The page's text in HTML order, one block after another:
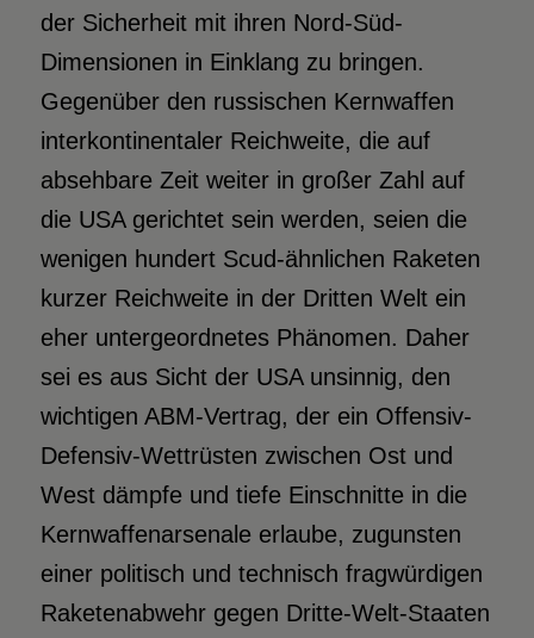
der Sicherheit mit ihren Nord-Süd-
Dimensionen in Einklang zu bringen.
Gegenüber den russischen Kernwaffen
interkontinentaler Reichweite, die auf
absehbare Zeit weiter in großer Zahl auf
die USA gerichtet sein werden, seien die
wenigen hundert Scud-ähnlichen Raketen
kurzer Reichweite in der Dritten Welt ein
eher untergeordnetes Phänomen. Daher
sei es aus Sicht der USA unsinnig, den
wichtigen ABM-Vertrag, der ein Offensiv-
Defensiv-Wettrüsten zwischen Ost und
West dämpfe und tiefe Einschnitte in die
Kernwaffenarsenale erlaube, zugunsten
einer politisch und technisch fragwürdigen
Raketenabwehr gegen Dritte-Welt-Staaten